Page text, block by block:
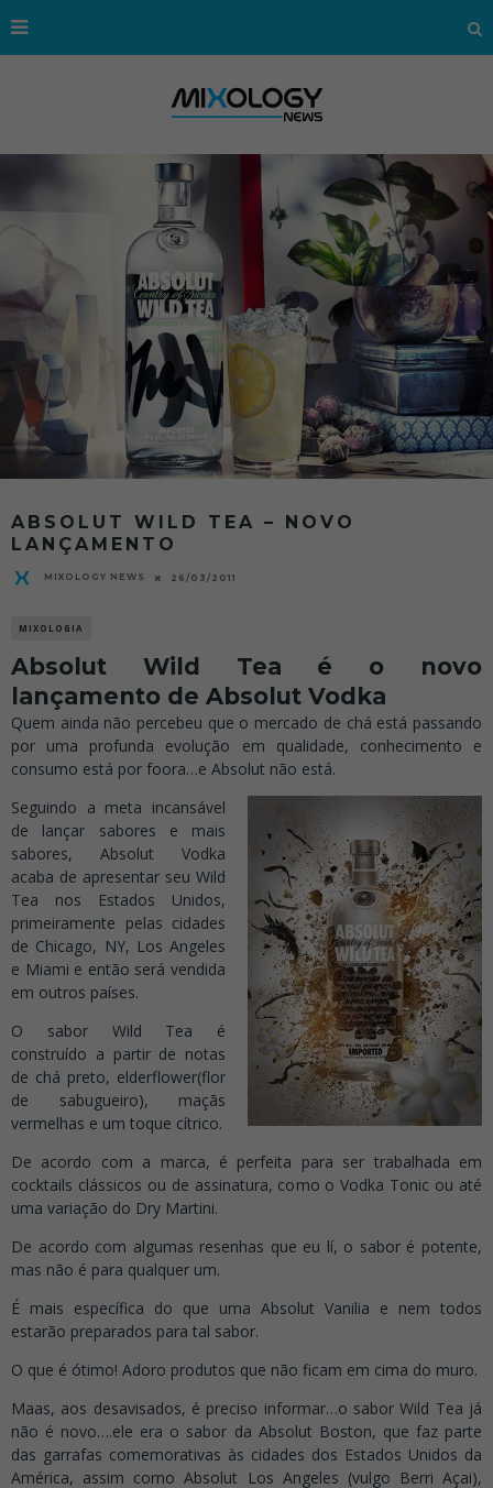
ABSOLUT WILD TEA – NOVO
LANÇAMENTO
MIXOLOGY NEWS 26/03/2011
MIXOLOGIA
Absolut Wild Tea é o novo
lançamento de Absolut Vodka
Quem ainda não percebeu que o mercado de chá está passando
por uma profunda evolução em qualidade, conhecimento e
consumo está por foora…e Absolut não está.
Seguindo a meta incansável
de lançar sabores e mais
sabores, Absolut Vodka
acaba de apresentar seu Wild
Tea nos Estados Unidos,
primeiramente pelas cidades
de Chicago, NY, Los Angeles
e Miami e então será vendida
em outros países.
O sabor Wild Tea é
construído a partir de notas
de chá preto, elderflower(flor
de sabugueiro), maçãs
vermelhas e um toque cítrico.
De acordo com a marca, é perfeita para ser trabalhada em
cocktails clássicos ou de assinatura, como o Vodka Tonic ou até
uma variação do Dry Martini.
De acordo com algumas resenhas que eu lí, o sabor é potente,
mas não é para qualquer um.
É mais específica do que uma Absolut Vanilia e nem todos
estarão preparados para tal sabor.
O que é ótimo! Adoro produtos que não ficam em cima do muro.
Maas, aos desavisados, é preciso informar…o sabor Wild Tea já
não é novo….ele era o sabor da Absolut Boston, que faz parte
das garrafas comemorativas às cidades dos Estados Unidos da
América, assim como Absolut Los Angeles (vulgo Berri Açai),